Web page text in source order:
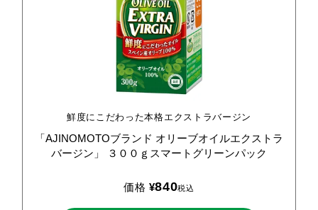
鮮度にこだわった本格エクストラバージン
「AJINOMOTOブランド オリーブオイルエクストラ
バージン」
３００ｇスマートグリーンパック
価格 ¥840税込